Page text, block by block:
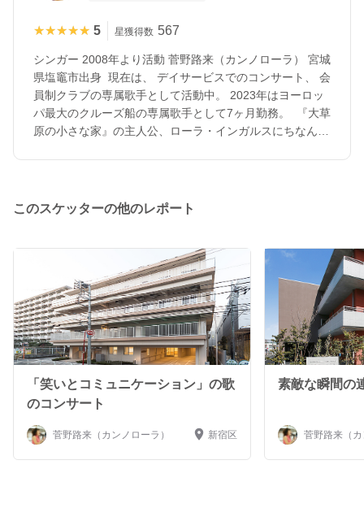
★★★★★
★★★★★ 5 星獲得数 567
シンガー 2008年より活動 菅野路来（カンノローラ） 宮城
県塩竈市出身 現在は、 デイサービスでのコンサート、 会
員制クラブの専属歌手として活動中。 2023年はヨーロッ
パ最大のクルーズ船の専属歌手として7ヶ月勤務。 『大草
原の小さな家』の主人公、ローラ・インガルスにちなんで
めた。卒業後も自分にしかできない表現を追い求め、歌舞
し、どんな役柄でも1人の人間として掘り下げて演じる力
を磨いた。日本語と英語で歌うことができ、美しい高音と
言葉の意味を伝えられる低音、ジャンル別に歌い分ける技
術力が強み。レパートリーは約300曲。MSC Cruise
Bellissimaの専属歌手を務めた際は、常にプロフェッショ
ナルであることを忘れず、チームワークを大切にする姿勢
をも高く評価された。オープンマインドかつ向上心が強
く、将来の目標は、キャバレーシンガーの師匠であるマリ
リン・メイのように生涯現役で歌い続け、自分を含めたす
ビスコンサート内容（例） 60分（約15-18曲） 男はつら
このスケッターの他のレポート
「笑いとコミュニケーション」の歌
のコンサート
菅野路来（カンノローラ） 新宿区
素敵な瞬間の
菅野路来（